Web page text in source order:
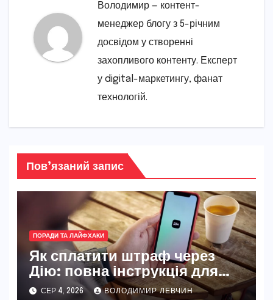
Володимир — контент-
менеджер блогу з 5-річним
досвідом у створенні
захопливого контенту. Експерт
у digital-маркетингу, фанат
технологій.
Пов’язаний запис
ПОРАДИ ТА ЛАЙФХАКИ
Як сплатити штраф через
Дію: повна інструкція для
новачків і досвідчених
СЕР 4, 2026 ВОЛОДИМИР ЛЕВЧИН